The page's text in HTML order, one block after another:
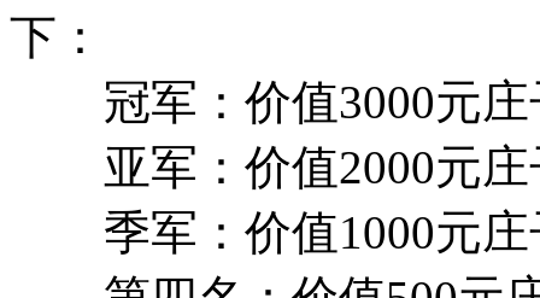
下：
冠军：价值3000元庄
亚军：价值2000元庄
季军：价值1000元庄